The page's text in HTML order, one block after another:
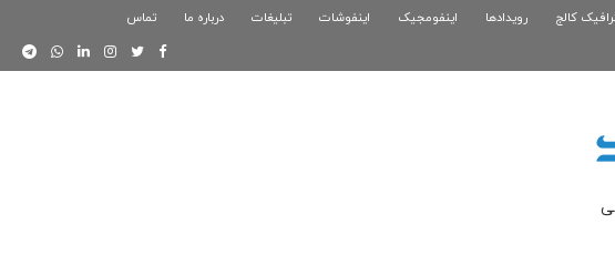
اینفوگرافیک بازی کلش رویال کالج رویدادها اینفومجیک اینفوشات تبلیغات درباره ما تماس